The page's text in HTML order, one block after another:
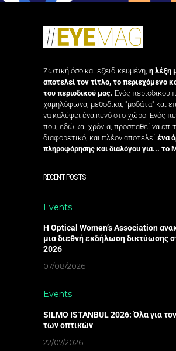
Ζωτική όσο και εξειδικευμένη, η λέξη
αποτελεί τον τίτλο, το περιεχόμενο
του περιοδικού μας. Ενός περιοδικού
χαμηλόφωνα, μεθοδικά, "μοδάτα" και
να καλύψει ένα κενό στο χώρο. Ενός
που, εδώ και χρόνια, προσπαθεί να
διαφορετικό, και πλέον αποτελεί ένα
πληροφόρησης και διαλόγου για... το
RECENT POSTS
Events
Η Optical Women’s Association
μια διεθνή εκδήλωση δικτύωσης
2026
07/08/2026
Events
SILMO ISTANBUL 2026: Όλα για
των οπτικών
22/07/2026